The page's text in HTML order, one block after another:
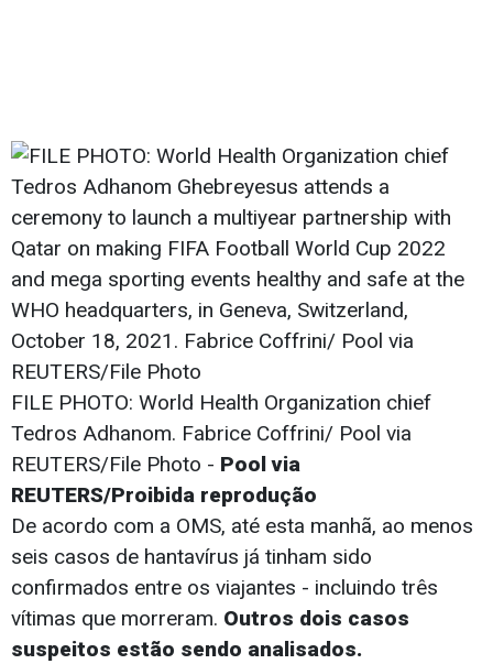
FILE PHOTO: World Health Organization chief
Tedros Adhanom. Fabrice Coffrini/ Pool via
REUTERS/File Photo - Pool via
REUTERS/Proibida reprodução
De acordo com a OMS, até esta manhã, ao menos
seis casos de hantavírus já tinham sido
confirmados entre os viajantes - incluindo três
vítimas que morreram. Outros dois casos
suspeitos estão sendo analisados.